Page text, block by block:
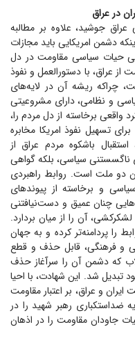
در عراق
جوشید، علاوه بر مطالبه
دشمن امریکایی باید مجازات
حیات سیاسی مقاومت در دل
عراق، با دستورالعمل و نفوذ
چراکه ریشه آن در لایه‌های
و نظامی، دارای مشروعیتی
واقعی برخاسته از دل مردم را،
تسهیل نفوذ امریکا مخابره
باشکوه مردم عراق از
ناگسستنی سیاسی، بلکه گواهی
دو ملت است. روابط راهبردی
و برخاسته از پیوند‌های
چنان عمیق و دست‌نیافتنی
آن را از میان بردارد.
را پردامنه‌تر کرده و به جهان
و فرهنگی، قابل حذف و قطع
که دشمن آن را سرآغاز حذف
شد. این شهادت، با احیا
و عراق، بر اعتبار مقاومت
ضداستکباری رهبر شهید را در
جاودان مقاومت را در اذهان